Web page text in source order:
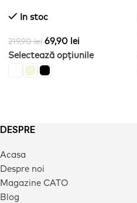
In stoc
219,90lei 69,90 lei
Selectează opțiunile
DESPRE
Acasa
Despre noi
Magazine CATO
Blog